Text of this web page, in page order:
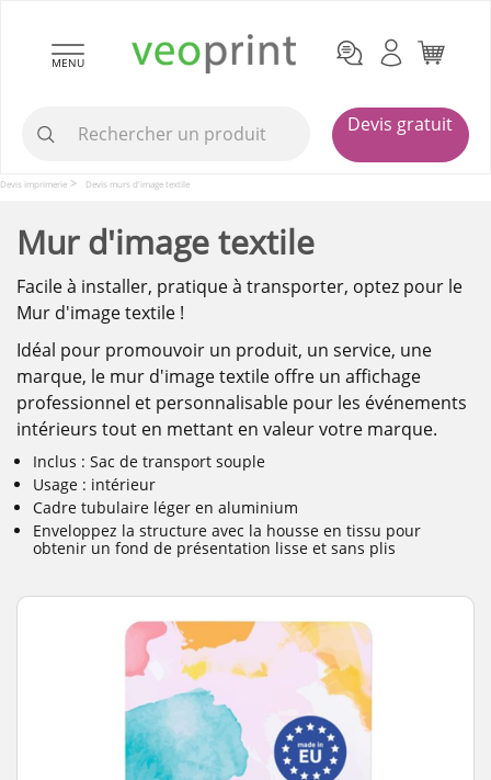
MENU
Devis gratuit
Devis imprimerie Devis murs d'image textile
Mur d'image textile
Facile à installer, pratique à transporter, optez pour le
Mur d'image textile !
Idéal pour promouvoir un produit, un service, une
marque, le mur d'image textile offre un affichage
professionnel et personnalisable pour les événements
intérieurs tout en mettant en valeur votre marque.
Inclus : Sac de transport souple
Usage : intérieur
Cadre tubulaire léger en aluminium
Enveloppez la structure avec la housse en tissu pour
obtenir un fond de présentation lisse et sans plis